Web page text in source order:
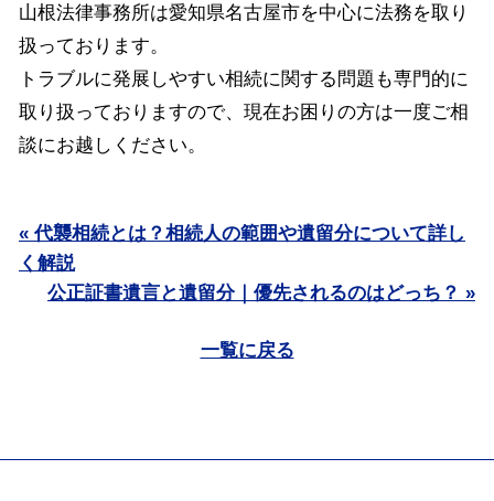
山根法律事務所は愛知県名古屋市を中心に法務を取り
扱っております。
トラブルに発展しやすい相続に関する問題も専門的に
取り扱っておりますので、現在お困りの方は一度ご相
談にお越しください。
« 代襲相続とは？相続人の範囲や遺留分について詳し
く解説
公正証書遺言と遺留分｜優先されるのはどっち？ »
一覧に戻る